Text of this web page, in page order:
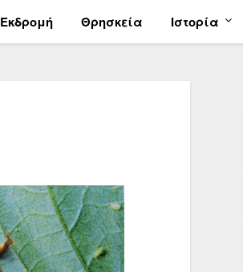
Εκδρομή Θρησκεία Ιστορία